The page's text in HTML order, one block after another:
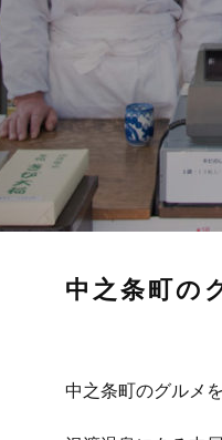
中之条町の
中之条町のグルメ